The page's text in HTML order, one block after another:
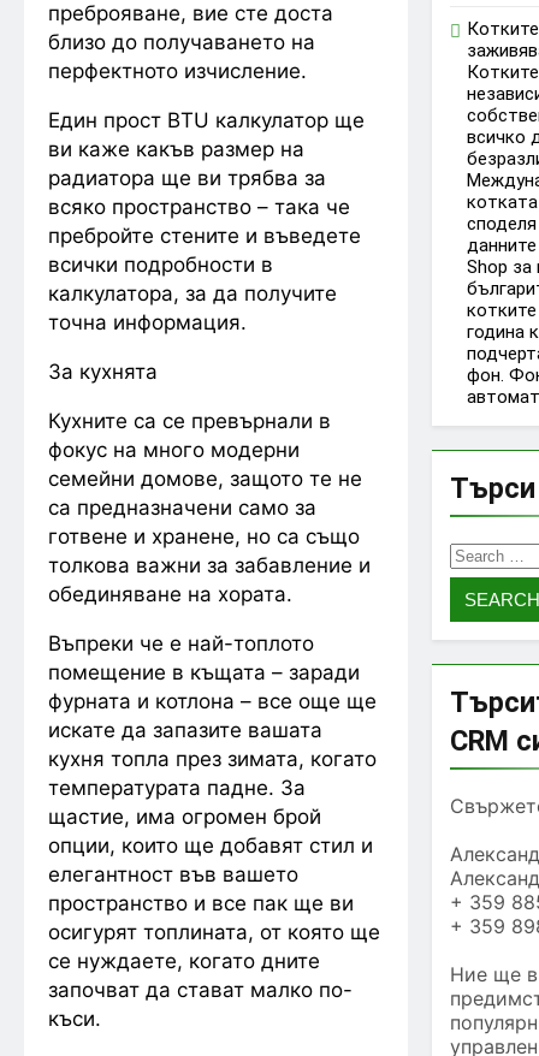
преброяване, вие сте доста
близо до получаването на
перфектното изчисление.
Един прост BTU калкулатор ще
ви каже какъв размер на
радиатора ще ви трябва за
всяко пространство – така че
пребройте стените и въведете
всички подробности в
калкулатора, за да получите
точна информация.
За кухнята
Кухните са се превърнали в
фокус на много модерни
семейни домове, защото те не
са предназначени само за
готвене и хранене, но са също
толкова важни за забавление и
обединяване на хората.
Въпреки че е най-топлото
помещение в къщата – заради
фурната и котлона – все още ще
искате да запазите вашата
кухня топла през зимата, когато
температурата падне. За
щастие, има огромен брой
опции, които ще добавят стил и
елегантност във вашето
пространство и все пак ще ви
осигурят топлината, от която ще
се нуждаете, когато дните
започват да стават малко по-
къси.
всичко
Shop за
година
фон.
Търси
Search
for:
CRM
+ 359
+ 359
Ние ще